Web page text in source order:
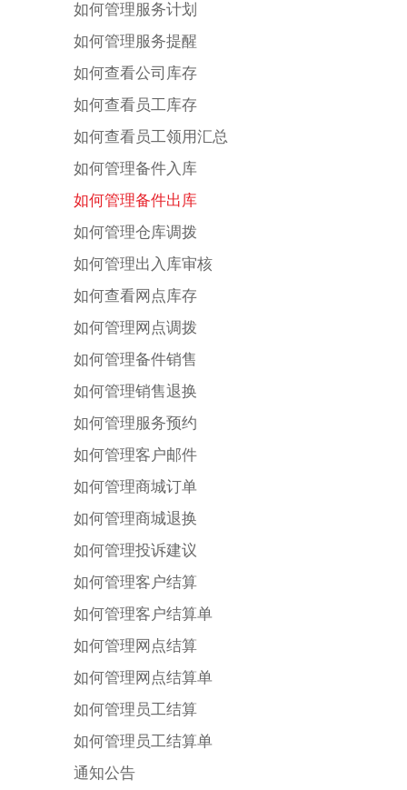
如何管理服务计划
如何管理服务提醒
如何查看公司库存
如何查看员工库存
如何查看员工领用汇总
如何管理备件入库
如何管理备件出库
如何管理仓库调拨
如何管理出入库审核
如何查看网点库存
如何管理网点调拨
如何管理备件销售
如何管理销售退换
如何管理服务预约
如何管理客户邮件
如何管理商城订单
如何管理商城退换
如何管理投诉建议
如何管理客户结算
如何管理客户结算单
如何管理网点结算
如何管理网点结算单
如何管理员工结算
如何管理员工结算单
通知公告